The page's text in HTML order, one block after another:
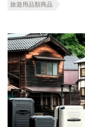
旅遊用品類商品